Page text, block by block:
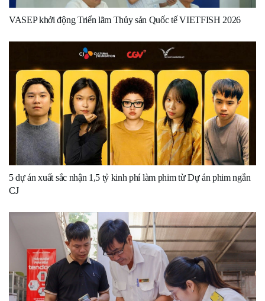
VASEP khởi động Triển lãm Thủy sản Quốc tế VIETFISH 2026
5 dự án xuất sắc nhận 1,5 tỷ kinh phí làm phim từ Dự án phim ngắn
CJ